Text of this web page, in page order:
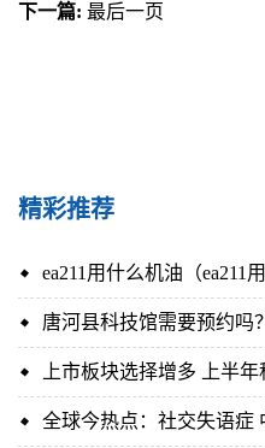
下一篇: 最后一页
精彩推荐
唐河县科技馆需要预约吗？